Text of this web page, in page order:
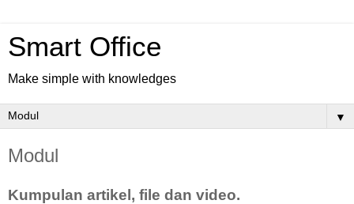
Smart Office
Make simple with knowledges
▼
Modul
Kumpulan artikel, file dan video.